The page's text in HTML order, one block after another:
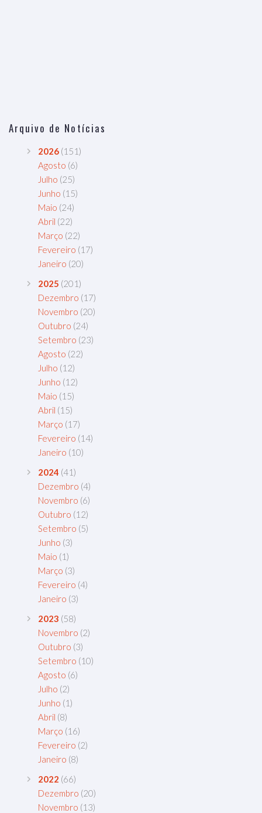
Arquivo de Notícias
2026 (151)
Agosto (6)
Julho (25)
Junho (15)
Maio (24)
Abril (22)
Março (22)
Fevereiro (17)
Janeiro (20)
2025 (201)
Dezembro (17)
Novembro (20)
Outubro (24)
Setembro (23)
Agosto (22)
Julho (12)
Junho (12)
Maio (15)
Abril (15)
Março (17)
Fevereiro (14)
Janeiro (10)
2024 (41)
Dezembro (4)
Novembro (6)
Outubro (12)
Setembro (5)
Junho (3)
Maio (1)
Março (3)
Fevereiro (4)
Janeiro (3)
2023 (58)
Novembro (2)
Outubro (3)
Setembro (10)
Agosto (6)
Julho (2)
Junho (1)
Abril (8)
Março (16)
Fevereiro (2)
Janeiro (8)
2022 (66)
Dezembro (20)
Novembro (13)